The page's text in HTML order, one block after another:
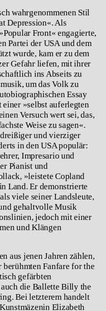
wahrgenommenen Stil
Depression«. Als
Front« engagierte,
Partei der USA und dem
wurde, kam er zu dem
Gefahr liefen, mit ihrer
ins Abseits zu
um das Volk zu
Essay
»selbst auferlegten
Versuch wert sei, das,
Weise zu sagen«.
und vierziger
in den USA populär:
Impresario und
Pianist und
»leistete Copland
Land. Er demonstrierte
viele seiner Landsleute,
gehaltvolle Musik
jedoch mit einer
und Klängen
aus jenen Jahren zählen,
Fanfare for the
gefärbten
die Ballette Billy the
Bei letzterem handelt
Elizabeth